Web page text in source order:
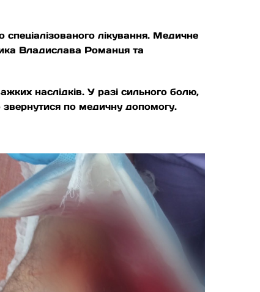
лікування. Медичне
Владислава Романця та
наслідків. У разі сильного болю,
звернутися по медичну допомогу.